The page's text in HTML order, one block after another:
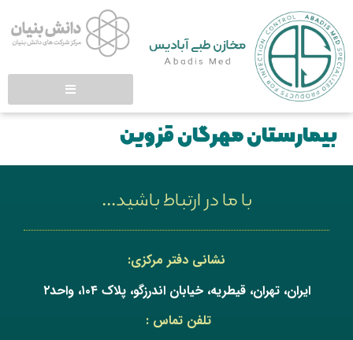
بیمارستان مهرگان قزوین
با ما در ارتباط باشید...
نشانی دفتر مرکزی:
ایران، تهران، قیطریه، خیابان اندرزگو، پلاک ۱۰۴، واحد۲
تلفن تماس :